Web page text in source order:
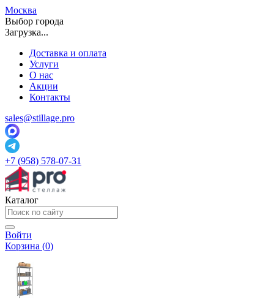
Москва
Выбор города
Загрузка...
Доставка и оплата
Услуги
О нас
Акции
Контакты
sales@stillage.pro
+7 (958) 578-07-31
Каталог
Войти
Корзина (0)